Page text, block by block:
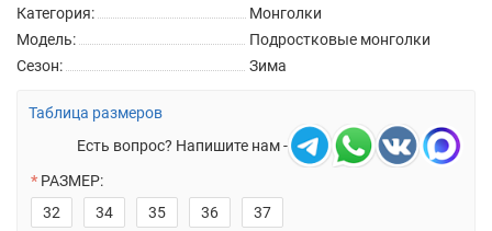
Категория:
Монголки
Модель:
Подростковые монголки
Сезон:
Зима
Таблица размеров
Есть вопрос? Напишите нам -
РАЗМЕР:
32
34 35 36 37